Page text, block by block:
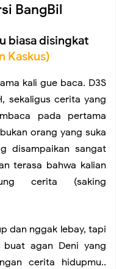
BangBil
biasa disingkat
Kaskus)
kali gue baca. D3S
sekaligus cerita yang
pada pertama
orang yang suka
disampaikan sangat
terasa bahwa kalian
cerita (saking
dan nggak lebay, tapi
agan Deni yang
cerita hidupmu..